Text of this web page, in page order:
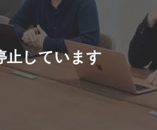
止しています